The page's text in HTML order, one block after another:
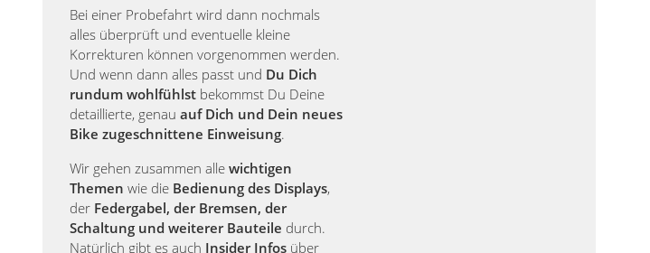
Bei einer Probefahrt wird dann nochmals
alles überprüft und eventuelle kleine
Korrekturen können vorgenommen werden.
Und wenn dann alles passt und Du Dich
rundum wohlfühlst bekommst Du Deine
detaillierte, genau auf Dich und Dein neues
Bike zugeschnittene Einweisung.
Wir gehen zusammen alle wichtigen
Themen wie die Bedienung des Displays,
der Federgabel, der Bremsen, der
Schaltung und weiterer Bauteile durch.
Natürlich gibt es auch Insider Infos über